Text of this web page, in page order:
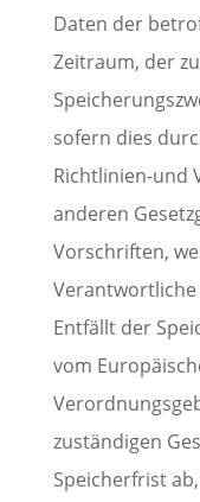
Daten der
Zeitraum, der
sofern dies
Richtlinien-und
anderen
Vorschriften,
Entfällt der
vom
zuständigen
Speicherfrist